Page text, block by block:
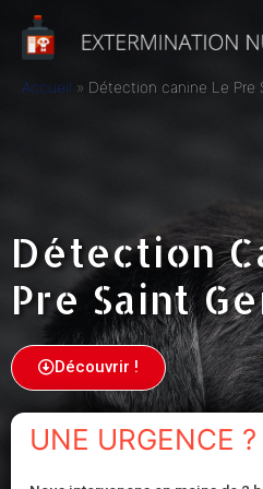
Accueil Détection canine Le Pre
Détection
Pre Saint
Découvrir !
UNE URGENCE ?